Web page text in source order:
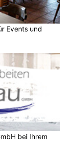
Events und
bei Ihrem